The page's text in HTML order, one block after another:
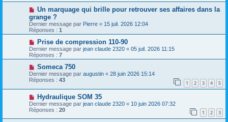
Un marquage qui brille pour retrouver ses affaires dans la
grange ?
Dernier message par Pierre « 15 juil. 2026 12:04
Réponses : 1
Prise de compression 110-90
Dernier message par jean claude 2320 « 05 juil. 2026 11:15
Réponses : 7
Someca 750
Dernier message par augustin « 28 juin 2026 15:14
Réponses : 43 1 2 3 4 5
Hydraulique SOM 35
Dernier message par jean claude 2320 « 10 juin 2026 07:32
Réponses : 20 1 2 3